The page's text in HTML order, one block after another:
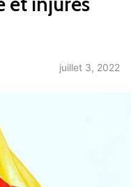
juillet 3, 2022